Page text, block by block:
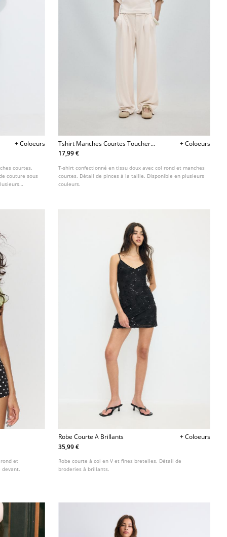
+ Coloeurs
courtes.
couture sous
Tshirt Manches Courtes Toucher
Doux
+ Coloeurs
17,99 €
T-shirt confectionné en tissu doux avec col rond et manches
courtes. Détail de pinces à la taille. Disponible en plusieurs
couleurs.
et
devant.
Robe Courte A Brillants
+ Coloeurs
35,99 €
Robe courte à col en V et fines bretelles. Détail de
broderies à brillants.